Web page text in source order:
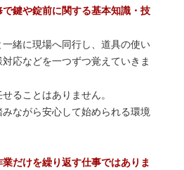
鍵や錠前に関する基本知識・技
緒に現場へ同行し、道具の使い
応などを一つずつ覚えていきま
ることはありません。
ながら安心して始められる環境
だけを繰り返す仕事ではありま